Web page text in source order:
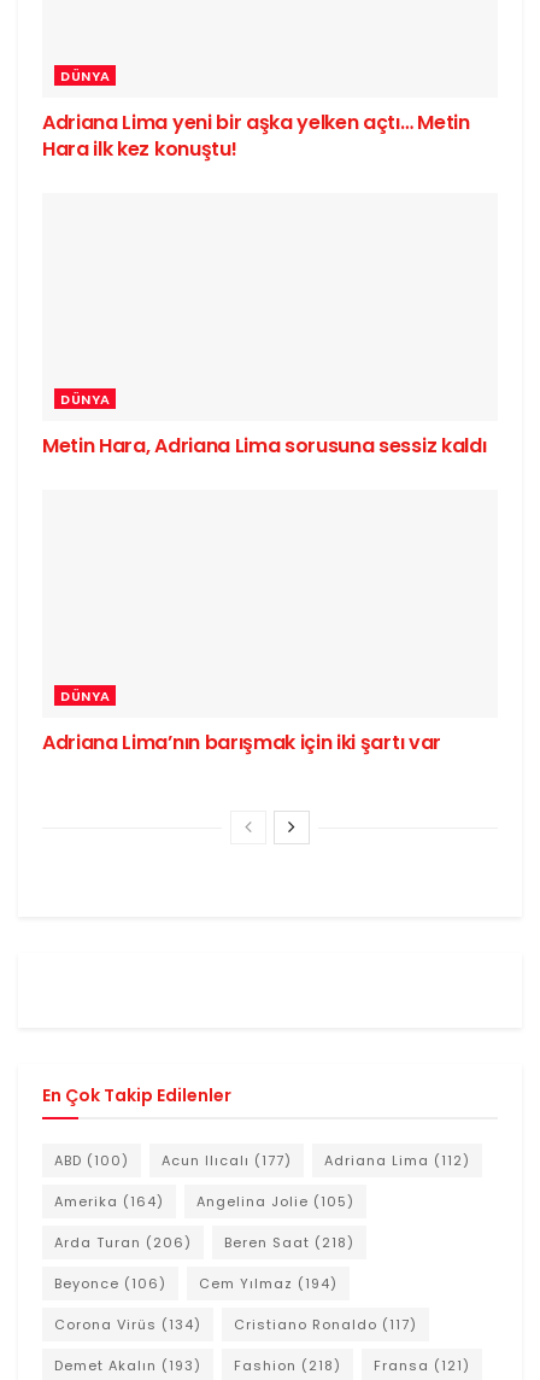
DÜNYA
Adriana Lima yeni bir aşka yelken açtı… Metin
Hara ilk kez konuştu!
DÜNYA
Metin Hara, Adriana Lima sorusuna sessiz kaldı
DÜNYA
Adriana Lima’nın barışmak için iki şartı var
En Çok Takip Edilenler
ABD (100) Acun Ilıcalı (177) Adriana Lima (112)
Amerika (164) Angelina Jolie (105)
Arda Turan (206) Beren Saat (218)
Beyonce (106) Cem Yılmaz (194)
Corona Virüs (134) Cristiano Ronaldo (117)
Demet Akalın (193) Fashion (218) Fransa (121)